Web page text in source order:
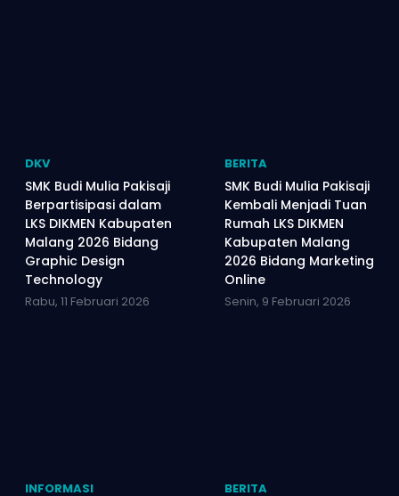
DKV
SMK Budi Mulia Pakisaji
Berpartisipasi dalam
LKS DIKMEN Kabupaten
Malang 2026 Bidang
Graphic Design
Technology
Rabu, 11 Februari 2026
BERITA
SMK Budi Mulia Pakisaji
Kembali Menjadi Tuan
Rumah LKS DIKMEN
Kabupaten Malang
2026 Bidang Marketing
Online
Senin, 9 Februari 2026
INFORMASI BERITA